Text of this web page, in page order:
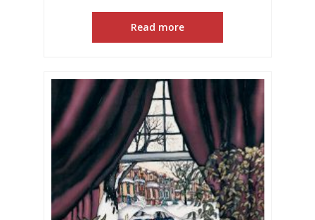
Read more